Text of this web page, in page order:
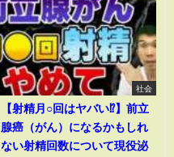
社会
【射精月○回はヤバい⁉︎】前立
腺癌（がん）になるかもしれ
ない射精回数について現役泌